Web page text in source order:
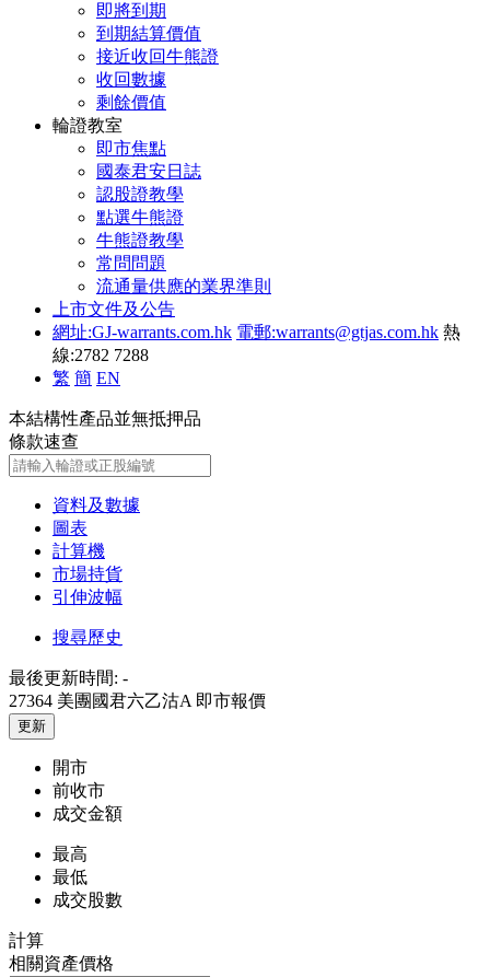
即將到期
到期結算價值
接近收回牛熊證
收回數據
剩餘價值
輪證教室
即市焦點
國泰君安日誌
認股證教學
點選牛熊證
牛熊證教學
常問問題
流通量供應的業界準則
上市文件及公告
網址:GJ-warrants.com.hk 電郵:warrants@gtjas.com.hk 熱
線:2782 7288
繁 簡 EN
本結構性產品並無抵押品
條款速查
資料及數據
圖表
計算機
市場持貨
引伸波幅
搜尋歷史
最後更新時間: -
27364 美團國君六乙沽A 即市報價
更新
開市
前收市
成交金額
最高
最低
成交股數
計算
相關資產價格